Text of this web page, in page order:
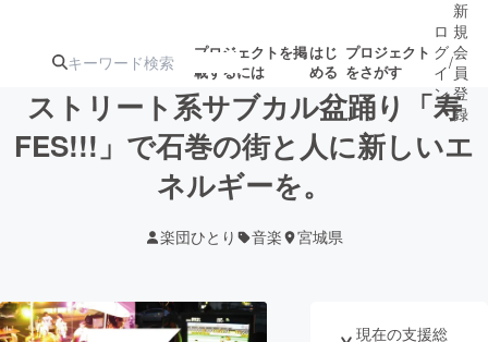
プロジェクトを掲
載するには
はじ
める
プロジェクト
をさがす
注目の新着プロ募集終了が近いプ
ロジェクト
ロ
グ
イ
ン
/
新
規
会
員
登
録
ストリート系サブカル盆踊り「寿
FES!!!」で石巻の街と人に新しいエ
ネルギーを。
楽団ひとり 音楽 宮城県
現在の支援総